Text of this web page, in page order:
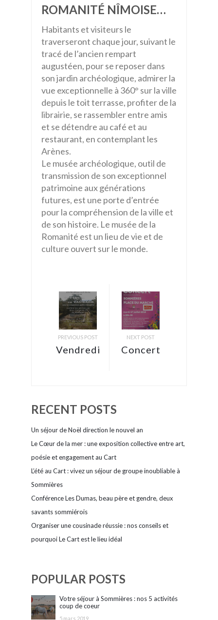
ROMANITÉ NÎMOISE…
Habitants et visiteurs le
traverseront chaque jour, suivant le
tracé de l’ancien rempart
augustéen, pour se reposer dans
son jardin archéologique, admirer la
vue exceptionnelle à 360° sur la ville
depuis le toit terrasse, profiter de la
librairie, se rassembler entre amis
et se détendre au café et au
restaurant, en contemplant les
Arènes.
Le musée archéologique, outil de
transmission de son exceptionnel
patrimoine aux générations
futures, est une porte d’entrée
pour la compréhension de la ville et
de son histoire. Le musée de la
Romanité est un lieu de vie et de
culture ouvert sur le monde.
PREVIOUS POST
Vendredi
Oppidum
occupation
romaine
NEXT POST
Concert
RECENT POSTS
Un séjour de Noël direction le nouvel an
Le Cœur de la mer : une exposition collective entre art,
poésie et engagement au Cart
L’été au Cart : vivez un séjour de groupe inoubliable à
Sommières
Conférence Les Dumas, beau père et gendre, deux
savants sommiérois
Organiser une cousinade réussie : nos conseils et
pourquoi Le Cart est le lieu idéal
POPULAR POSTS
Votre séjour à Sommières : nos 5 activités
coup de coeur
5 mars 2019